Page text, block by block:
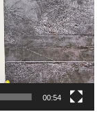
00:54